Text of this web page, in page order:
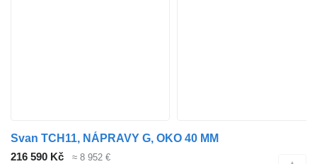
Svan TCH11, NÁPRAVY G, OKO 40 MM
216 590 Kč
≈ 8 952 €